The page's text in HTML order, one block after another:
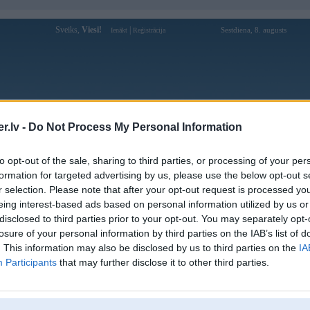
- Do Not Process My Personal Information
opt-out of the sale, sharing to third parties, or processing of your
for targeted advertising by us, please use the below opt-out
selection. Please note that after your opt-out request is processed
interest-based ads based on personal information utilized by us
to third parties prior to your opt-out. You may separately
of your personal information by third parties on the IAB’s list of
This information may also be disclosed by us to third parties on the
Participants that may further disclose it to other third parties.
Sveiks, Viesi! Ienākt Reģistrācija Sestdiena, 8. augusts
Forums Galerijas Reģistrācija Lietotāji
Lietotāja Hitclubm3com profils
Lietotājvārds:
Hitclubm3com
Ziņojumi forumā:
0
Pēdējie ziņojumi forumā